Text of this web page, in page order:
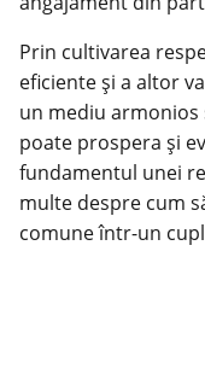
Prin cultivarea
eficiente și a altor
un mediu
poate prospera și
fundamentul unei
multe despre cum
comune într-un